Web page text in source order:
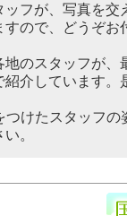
フが、写真を交
ので、どうぞお
のスタッフが、
紹介しています。
けたスタッフの
。